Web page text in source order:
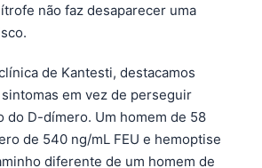
não faz desaparecer uma
de Kantesti, destacamos
em vez de perseguir
do D-dímero. Um homem de 58
de 540 ng/mL FEU e hemoptise
diferente de um homem de